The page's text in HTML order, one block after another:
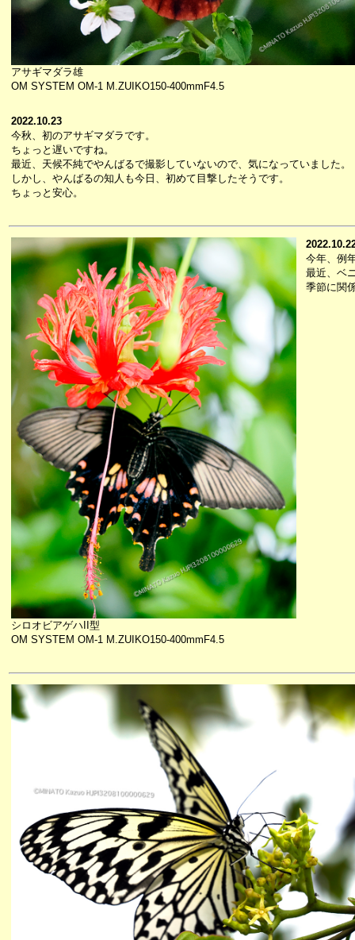
アサギマダラ雄
OM SYSTEM OM-1 M.ZUIKO150-400mmF4.5
2022.10.23
今秋、初のアサギマダラです。
ちょっと遅いですね。
最近、天候不純でやんばるで撮影していないので、気になっていました。
しかし、やんばるの知人も今日、初めて目撃したそうです。
ちょっと安心。
シロオビアゲハII型
OM SYSTEM OM-1 M.ZUIKO150-400mmF4.5
今年、例
最近、ベ
季節に関